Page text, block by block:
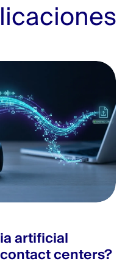
artificial
centers?